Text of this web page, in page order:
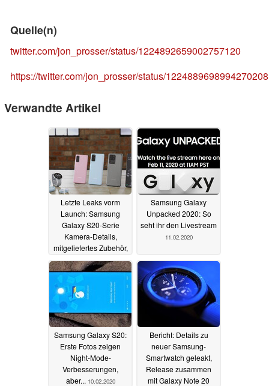
Quelle(n)
twitter.com/jon_prosser/status/1224892659002757120
https://twitter.com/jon_prosser/status/1224889698994270208
Verwandte Artikel
Letzte Leaks vorm
Launch: Samsung
Galaxy S20-Serie
Kamera-Details,
mitgeliefertes Zubehör,
Promo-Video, finale
Specs, Preise und
mehr
11.02.2020
Samsung Galaxy
Unpacked 2020: So
seht ihr den Livestream
11.02.2020
Samsung Galaxy S20:
Erste Fotos zeigen
Night-Mode-
Verbesserungen,
aber... 10.02.2020
Bericht: Details zu
neuer Samsung-
Smartwatch geleakt,
Release zusammen
mit Galaxy Note 20